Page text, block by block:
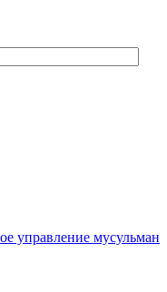
управление мусульман